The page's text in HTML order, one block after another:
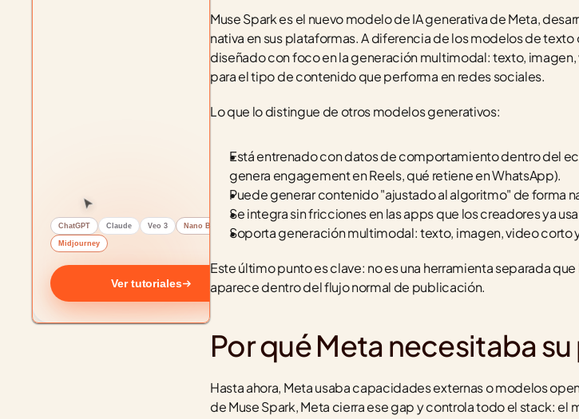
ChatGPT Claude Veo 3 Nano Banana
Midjourney
Ver tutoriales
Muse Spark es el nuevo modelo de IA generativa de Meta,
nativa en sus plataformas. A diferencia de los modelos de
diseñado con foco en la generación multimodal: texto,
para el tipo de contenido que performa en redes sociales.
Lo que lo distingue de otros modelos generativos:
Está entrenado con datos de comportamiento dentro del
genera engagement en Reels, qué retiene en WhatsApp).
Puede generar contenido "ajustado al algoritmo" de forma
Se integra sin fricciones en las apps que los creadores ya
Soporta generación multimodal: texto, imagen, video corto
Este último punto es clave: no es una herramienta separada
aparece dentro del flujo normal de publicación.
Por qué Meta necesitaba
Hasta ahora, Meta usaba capacidades externas o modelos
de Muse Spark, Meta cierra ese gap y controla todo el stack: